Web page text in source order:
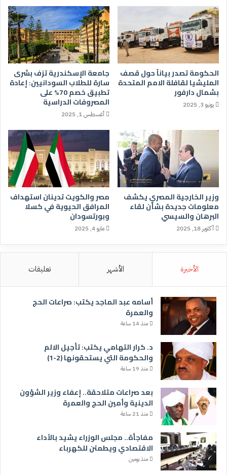
الحكومة تصدر بياناً حول قصف
المليشيا لقافلة الامم المتحدة
بشمال دارفور
يونيو 3, 2025
جامعة الإسكندرية تزف بشرى
سارة للطلاب السودانيين: إعادة
تطبيق خصم 70% على
المصروفات الدراسية
أغسطس 1, 2025
وزير الخارجية المصري يكشف
معلومات جديدة بشأن لقاء
البرهان والسيسي
أكتوبر 18, 2025
مصر والكويت تدينان استهداف
المرافق الحيوية في كسلا
وبورتسودان
مايو 4, 2025
الأخيرة الأشهر تعليقات
أسامه عبد الماجد يكتب: صراعات الحج
والعمرة
منذ 14 ساعة
د. كرار التهامي يكتب: تأجيل الالم
والحكومة التي يستحقونها (2-1)
منذ 19 ساعة
بعد صراعات متلاحقة.. إعفاء وزير الشؤون
الدينية وأمين الحج والعمرة
منذ 21 ساعة
مفاجأة.. مجلس الوزراء يشيد بالأداء
الاقتصادي ويطمئن للكهرباء
منذ يومين